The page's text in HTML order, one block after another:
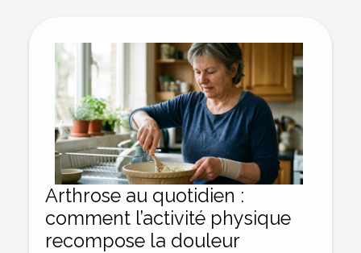
Arthrose au quotidien :
comment l’activité physique
recompose la douleur